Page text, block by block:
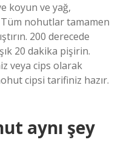
koyun ve yağ,
nohutlar tamamen
200 derecede
20 dakika pişirin.
veya cips olarak
cipsi tarifiniz hazır.
aynı şey